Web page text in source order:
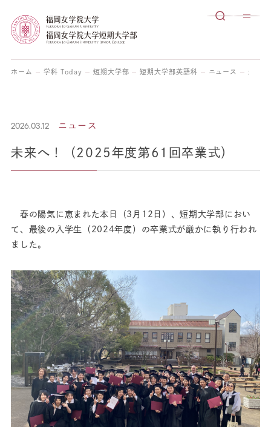
ホーム 学科 Today 短期大学部 短期大学部英語科 ニュース 未来
2026.03.12 ニュース
未来へ！（2025年度第61回卒業式）
春の陽気に恵まれた本日（3月12日）、短期大学部におい
て、最後の入学生（2024年度）の卒業式が厳かに執り行われ
ました。